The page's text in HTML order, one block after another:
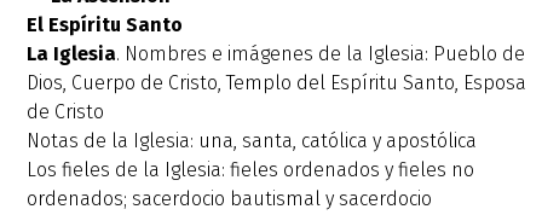
El Espíritu Santo
La Iglesia. Nombres e imágenes de la Iglesia: Pueblo de
Dios, Cuerpo de Cristo, Templo del Espíritu Santo, Esposa
de Cristo
Notas de la Iglesia: una, santa, católica y apostólica
Los fieles de la Iglesia: fieles ordenados y fieles no
ordenados; sacerdocio bautismal y sacerdocio